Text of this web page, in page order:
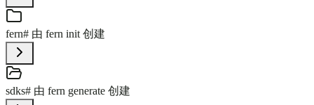
fern# 由 fern init 创建
sdks# 由 fern generate 创建